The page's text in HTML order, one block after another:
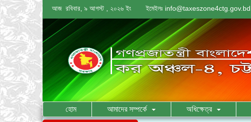
আজ রবিবার, ৯ আগস্ট , ২০২৬ ইং ইমেইলঃ info@taxeszone4ctg.gov.bd
হোম আমাদের সম্পর্কে অধিক্ষেত্র